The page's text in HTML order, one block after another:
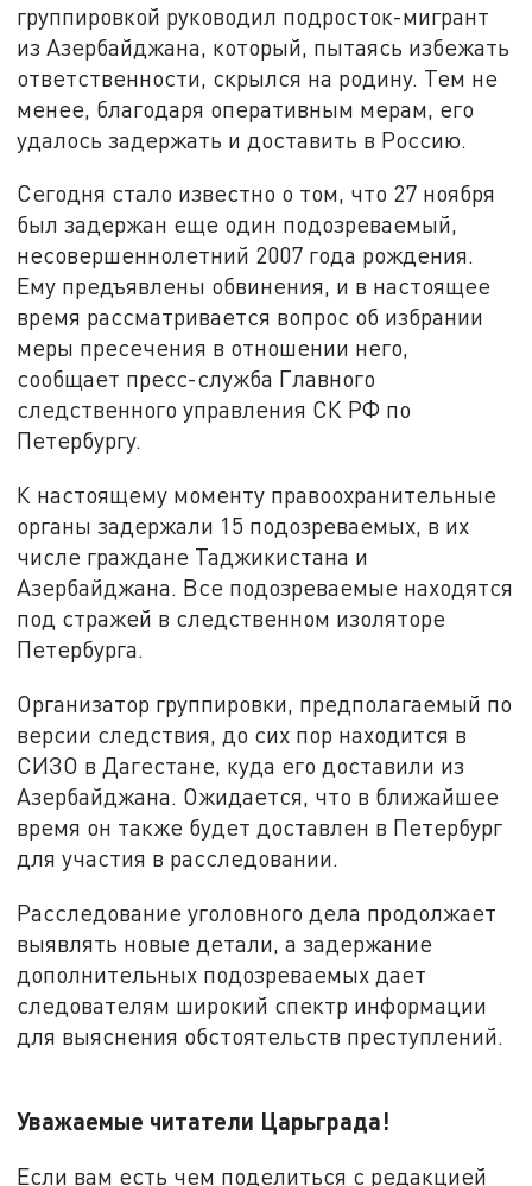
группировкой руководил подросток-мигрант
из Азербайджана, который, пытаясь избежать
ответственности, скрылся на родину. Тем не
менее, благодаря оперативным мерам, его
удалось задержать и доставить в Россию.
Сегодня стало известно о том, что 27 ноября
был задержан еще один подозреваемый,
несовершеннолетний 2007 года рождения.
Ему предъявлены обвинения, и в настоящее
время рассматривается вопрос об избрании
меры пресечения в отношении него,
сообщает пресс-служба Главного
следственного управления СК РФ по
Петербургу.
К настоящему моменту правоохранительные
органы задержали 15 подозреваемых, в их
числе граждане Таджикистана и
Азербайджана. Все подозреваемые находятся
под стражей в следственном изоляторе
Петербурга.
Организатор группировки, предполагаемый по
версии следствия, до сих пор находится в
СИЗО в Дагестане, куда его доставили из
Азербайджана. Ожидается, что в ближайшее
время он также будет доставлен в Петербург
для участия в расследовании.
Расследование уголовного дела продолжает
выявлять новые детали, а задержание
дополнительных подозреваемых дает
следователям широкий спектр информации
для выяснения обстоятельств преступлений.
Уважаемые читатели Царьграда!
Если вам есть чем поделиться с редакцией